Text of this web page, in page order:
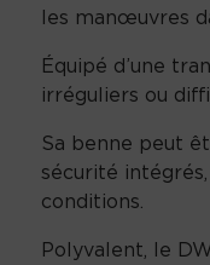
les manœuvres
Équipé d’une
irréguliers ou
Sa benne peut
sécurité
conditions.
Polyvalent, le